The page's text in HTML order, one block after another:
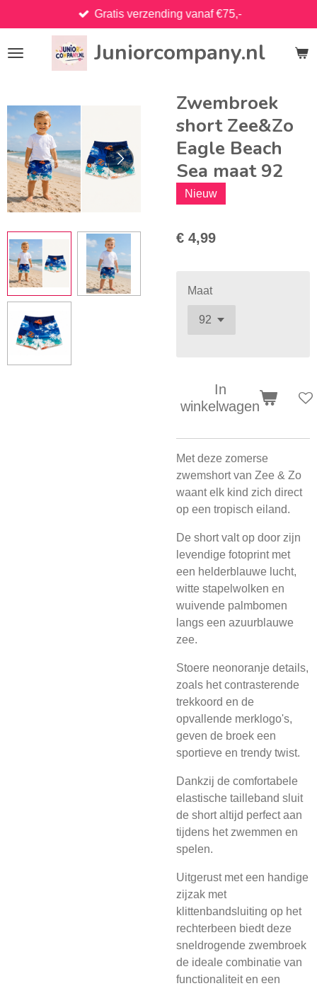
direct
naar
Juniorcompany.nl
Gratis verzending vanaf €75,-
Zwembroek
short Zee&Zo
Eagle Beach
Sea maat 92
Nieuw
€ 4,99
Maat
In
winkelwagen
Met deze zomerse
zwemshort van Zee & Zo
waant elk kind zich direct
op een tropisch eiland.
De short valt op door zijn
levendige fotoprint met
een helderblauwe lucht,
witte stapelwolken en
wuivende palmbomen
langs een azuurblauwe
zee.
Stoere neonoranje details,
zoals het contrasterende
trekkoord en de
opvallende merklogo's,
geven de broek een
sportieve en trendy twist.
Dankzij de comfortabele
elastische tailleband sluit
de short altijd perfect aan
tijdens het zwemmen en
spelen.
Uitgerust met een handige
zijzak met
klittenbandsluiting op het
rechterbeen biedt deze
sneldrogende zwembroek
de ideale combinatie van
functionaliteit en een